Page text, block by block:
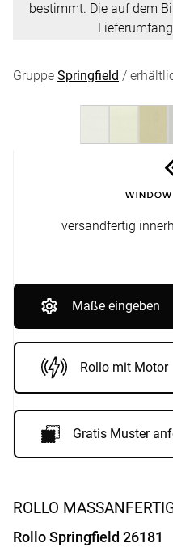
bestimmt. Die auf dem
Gruppe Springfield /
ROLLO
Rollo Springfield 26181
versandfertig
Maße eingeben
Rollo mit Motor
Gratis Muster